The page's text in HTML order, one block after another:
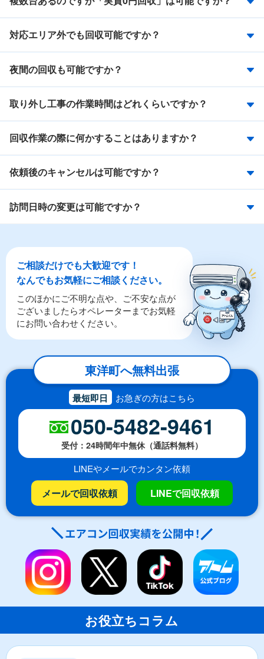
対応エリア外でも回収可能ですか？
夜間の回収も可能ですか？
取り外し工事の作業時間はどれくらいですか？
回収作業の際に何かすることはありますか？
依頼後のキャンセルは可能ですか？
訪問日時の変更は可能ですか？
ご相談だけでも大歓迎です！
なんでもお気軽にご相談ください。
このほかにご不明な点や、ご不安な点が
ございましたらオペレーターまでお気軽
にお問い合わせください。
東洋町へ無料出張
最短即日 お急ぎの方はこちら
050-5482-9461
受付：24時間年中無休（通話料無料）
LINEやメールでカンタン依頼
メールで回収依頼 LINEで回収依頼
お役立ちコラム